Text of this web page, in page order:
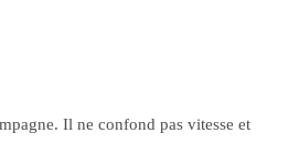
Il ne confond pas vitesse et